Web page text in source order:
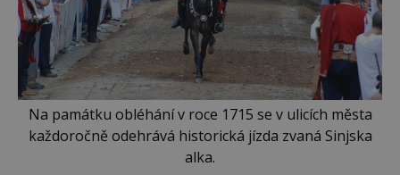
Na památku obléhání v roce 1715 se v ulicích města
každoročně odehrává historická jízda zvaná Sinjska
alka.